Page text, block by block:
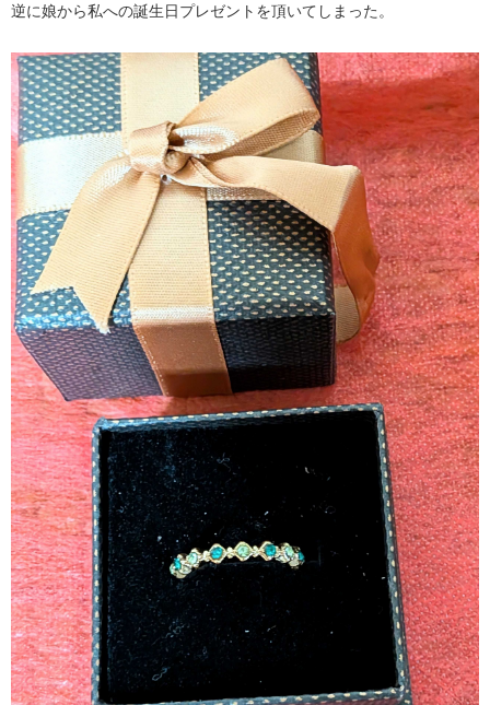
逆に娘から私への誕生日プレゼントを頂いてしまった。